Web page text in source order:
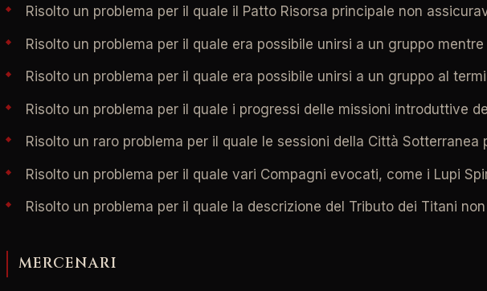
Risolto un problema per il quale il Patto Risorsa principale non
Risolto un problema per il quale era possibile unirsi a un gruppo
Risolto un problema per il quale era possibile unirsi a un gruppo al
Risolto un problema per il quale i progressi delle missioni introduttive
Risolto un raro problema per il quale le sessioni della Città
Risolto un problema per il quale vari Compagni evocati, come i Lupi
Risolto un problema per il quale la descrizione del Tributo dei Titani
MERCENARI